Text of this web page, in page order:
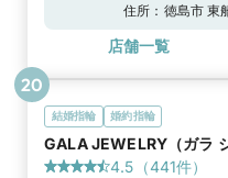
町」より徒歩1分
住所： 徳島市 東
店舗一覧
結婚指輪 婚約指輪
GALA JEWELRY（ガラ
4.5 （441件）
20